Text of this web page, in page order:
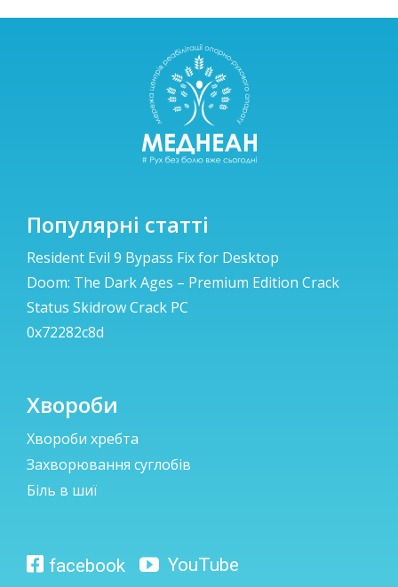
Популярні статті
Resident Evil 9 Bypass Fix for Desktop
Doom: The Dark Ages – Premium Edition Crack
Status Skidrow Crack PC
0x72282c8d
Хвороби
Хвороби хребта
Захворювання суглобів
Біль в шиї